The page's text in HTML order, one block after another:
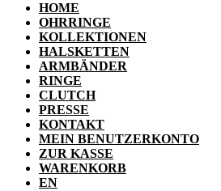
HOME
OHRRINGE
KOLLEKTIONEN
HALSKETTEN
ARMBÄNDER
RINGE
CLUTCH
PRESSE
KONTAKT
MEIN BENUTZERKONTO
ZUR KASSE
WARENKORB
EN